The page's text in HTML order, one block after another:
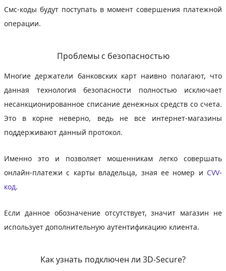
Смс-коды будут поступать в момент совершения платежной
операции.
Проблемы с безопасностью
Многие держатели банковских карт наивно полагают, что
данная технология безопасности полностью исключает
несанкционированное списание денежных средств со счета.
Это в корне неверно, ведь не все интернет-магазины
поддерживают данный протокол.
Именно это и позволяет мошенникам легко совершать
онлайн-платежи с карты владельца, зная ее номер и CVV-
код.
Если данное обозначение отсутствует, значит магазин не
использует дополнительную аутентификацию клиента.
Как узнать подключен ли 3D-Secure?